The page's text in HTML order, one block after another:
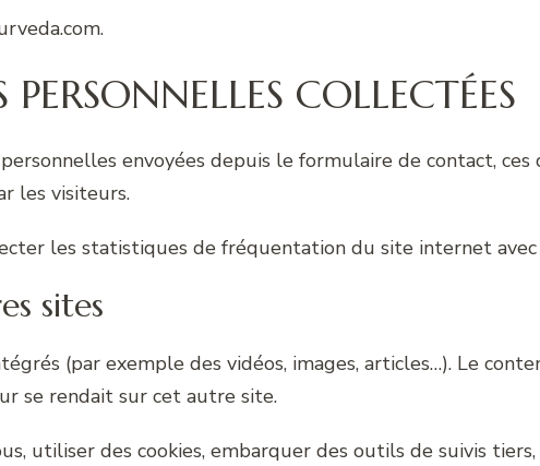
COLLECTÉES
envoyées depuis le formulaire de contact, ces
les visiteurs.
les statistiques de fréquentation du site internet
sites
(par exemple des vidéos, images, articles…). Le
se rendait sur cet autre site.
utiliser des cookies, embarquer des outils de suivis